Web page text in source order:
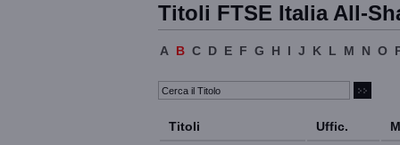
Titoli FTSE Italia All-
A B C D E F G H I J K L M N O
Titoli Uffic.